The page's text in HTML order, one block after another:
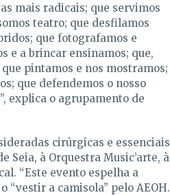
mais radicais; que servimos
teatro; que desfilamos
que fotografamos e
e a brincar ensinamos; que,
pintamos e nos mostramos;
que defendemos o nosso
explica o agrupamento de
cirúrgicas e essenciais
Seia, à Orquestra Music’arte, à
“Este evento espelha a
“vestir a camisola” pelo AEOH.